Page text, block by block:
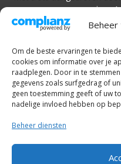
Om de beste ervaringen te
cookies om informatie over je
raadplegen. Door in te
gegevens zoals surfgedrag of
geen toestemming geeft of uw
nadelige invloed hebben op
Beheer diensten
door